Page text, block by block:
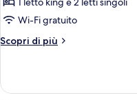
(Stromboli)
Wi-Fi gratuito
Scopri di più
Altri
(Stromboli)